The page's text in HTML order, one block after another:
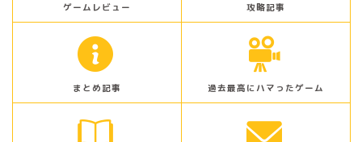
ゲームレビュー 攻略記事
まとめ記事 過去最高にハマったゲーム